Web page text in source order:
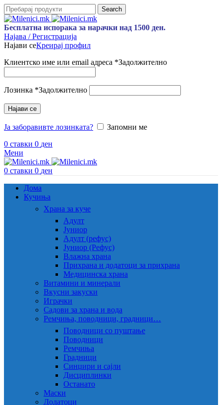
Search
Бесплатна испорака за нарачки над 1500 ден.
Најава / Регистрација
Најави сеКреирај профил
Клиентско име или email адреса *Задолжително
Лозинка *Задолжително
Најави се
Ја заборавивте лозинката?
Запомни ме
0 ставки 0 ден
Мени
0 ставки 0 ден
Дома
Кучиња
Храна за куче
Адулт
Јуниор
Адулт (рефус)
Јуниор (Рефус)
Влажна храна
Прихрана и додатоци за прихрана
Медицинска храна
Витамини и минерали
Вкусни закуски
Играчки
Садови за храна и вода
Ремчиња, поводници, градници…
Поводници со пуштање
Поводници
Ремчиња
Градници
Синџири и сајли
Дисциплинки
Останато
Маски
Додатоци